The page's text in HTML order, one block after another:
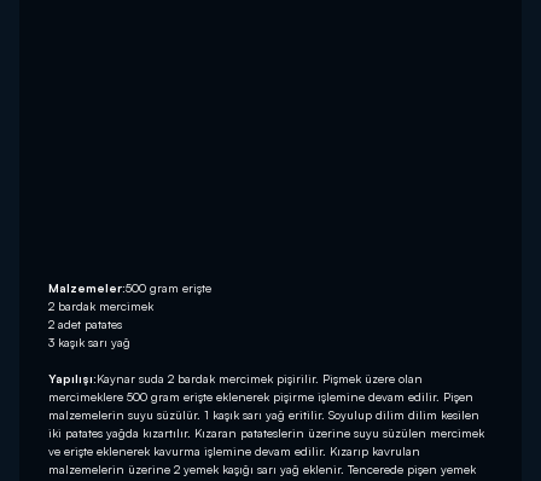
Malzemeler:500 gram erişte
2 bardak mercimek
2 adet patates
3 kaşık sarı yağ
Yapılışı:Kaynar suda 2 bardak mercimek pişirilir. Pişmek üzere olan
mercimeklere 500 gram erişte eklenerek pişirme işlemine devam edilir. Pişen
malzemelerin suyu süzülür. 1 kaşık sarı yağ eritilir. Soyulup dilim dilim kesilen
iki patates yağda kızartılır. Kızaran patateslerin üzerine suyu süzülen mercimek
ve erişte eklenerek kavurma işlemine devam edilir. Kızarıp kavrulan
malzemelerin üzerine 2 yemek kaşığı sarı yağ eklenir. Tencerede pişen yemek